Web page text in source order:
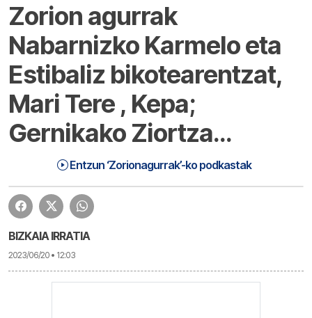
Zorion agurrak
Nabarnizko Karmelo eta
Estibaliz bikotearentzat,
Mari Tere , Kepa;
Gernikako Ziortza…
Entzun ‘Zorionagurrak’-ko podkastak
1:18:34 Zorionagurrak (23-06-20) | Zorionagurrak
BIZKAIA IRRATIA
2023/06/20 • 12:03